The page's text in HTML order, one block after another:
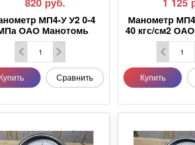
МП4-У У2 0-4
ОАО Манотомь
Сравнить
Манометр
40 кгс/см2
Купить